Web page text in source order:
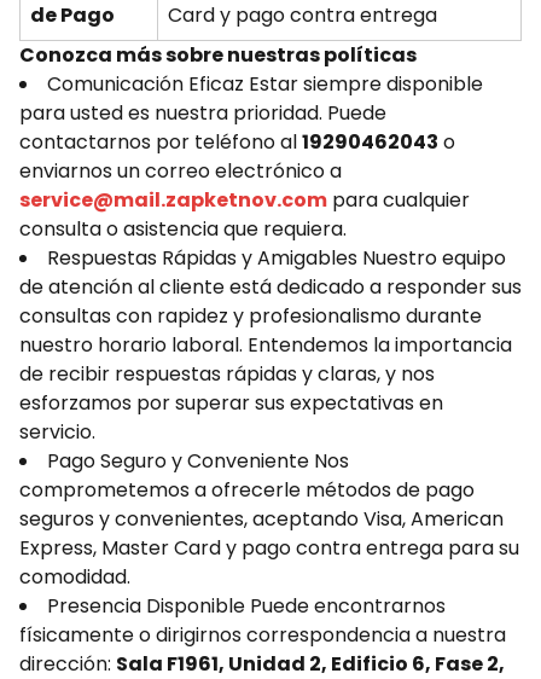
de Pago
Card y pago contra entrega
Conozca más sobre nuestras políticas
Comunicación Eficaz Estar siempre disponible
para usted es nuestra prioridad. Puede
contactarnos por teléfono al19290462043 o
enviarnos un correo electrónico a
service@mail.zapketnov.com para cualquier
consulta o asistencia que requiera.
Respuestas Rápidas y Amigables Nuestro equipo
de atención al cliente está dedicado a responder sus
consultas con rapidez y profesionalismo durante
nuestro horario laboral. Entendemos la importancia
de recibir respuestas rápidas y claras, y nos
esforzamos por superar sus expectativas en
servicio.
Pago Seguro y Conveniente Nos
comprometemos a ofrecerle métodos de pago
seguros y convenientes, aceptando Visa, American
Express, Master Card y pago contra entrega para su
comodidad.
Presencia Disponible Puede encontrarnos
físicamente o dirigirnos correspondencia a nuestra
dirección: Sala F1961, Unidad 2, Edificio 6, Fase 2,